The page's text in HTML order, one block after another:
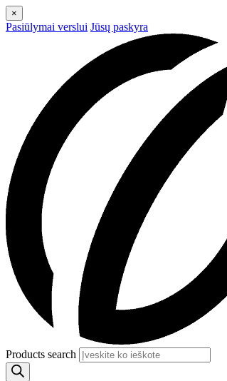
×
Pasiūlymai verslui Jūsų paskyra
Products search